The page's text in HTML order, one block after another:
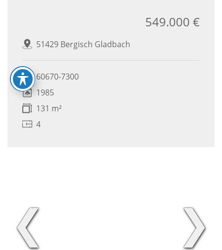
51429 Bergisch Gladbach
549.000 €
60670-7300
1985
131 m²
4
❮ ❯